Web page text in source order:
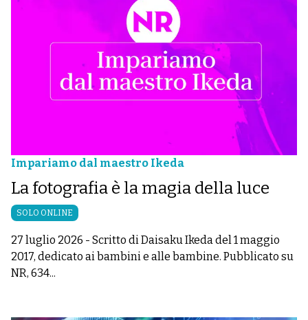
Impariamo dal maestro Ikeda
La fotografia è la magia della luce
SOLO ONLINE
27 luglio 2026 - Scritto di Daisaku Ikeda del 1 maggio
2017, dedicato ai bambini e alle bambine. Pubblicato su
NR, 634...